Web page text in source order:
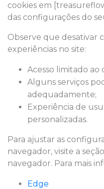
cookies em
das configurações do
Observe que desativar
experiências no site:
Acesso limitado
Alguns serviços
adequadamente;
Experiência de
personalizadas.
Para ajustar as
navegador, visite a
navegador. Para mais
Edge